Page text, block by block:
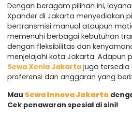
Dengan beragam pilihan ini,
Xpander di Jakarta menyediakan
bertransmisi manual ataupun
memenuhi berbagai kebutuhan
dengan fleksibilitas dan
menjelajahi kota Jakarta. Adapun
Sewa Xenia Jakarta juga tersedia
preferensi dan anggaran yang
Mau Sewa Innova Jakarta
Cek penawaran spesial di sini!